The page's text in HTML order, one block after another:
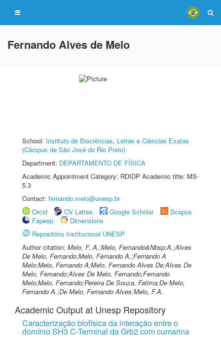
Fernando Alves de Melo
School: Instituto de Biociências, Letras e Ciências Exatas
(Câmpus de São José do Rio Preto)
Department: DEPARTAMENTO DE FÍSICA
Academic Appointment Category: RDIDP Academic title: MS-
5.3
Contact: fernando.melo@unesp.br
Orcid
CV Lattes Google Scholar
Scopus
Fapesp
Dimensions
Repositório Institucional UNESP
Author citation: Melo, F. A.;Melo, Fernando&Nbsp;A.;Alves
De Melo, Fernando;Melo, Fernando A.;Fernando A
Melo;Melo, Fernando A;Melo, Fernando Alves De;Alves De
Melo, Fernando;Alves De Melo, Fernando;Fernando
Melo;Melo, Fernando;Pereira De Souza, Fatima;De Melo,
Fernando A.;De Melo, Fernando Alves;Melo, F.A.
Academic Output at Unesp Repository
Caracterização biofísica da interação entre o
domínio SH3 C-Terminal da Grb2 com cumarina